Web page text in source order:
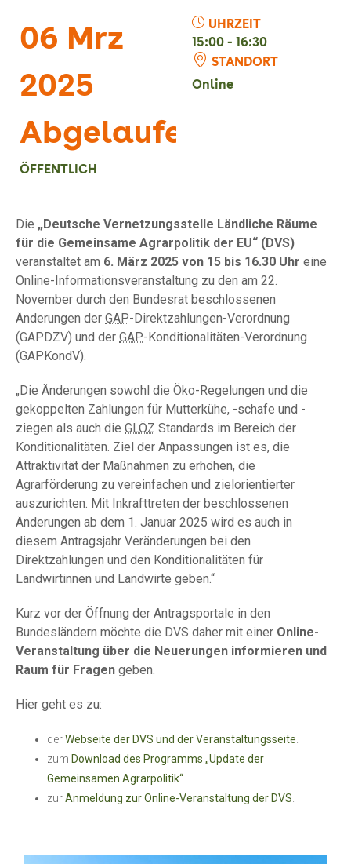
06 Mrz
2025
Abgelaufen!
ÖFFENTLICH
UHRZEIT
15:00 - 16:30
STANDORT
Online
Die „Deutsche Vernetzungsstelle Ländliche Räume
für die Gemeinsame Agrarpolitik der EU“ (DVS)
veranstaltet am 6. März 2025 von 15 bis 16.30 Uhr eine
Online-Informationsveranstaltung zu den am 22.
November durch den Bundesrat beschlossenen
Änderungen der GAP-Direktzahlungen-Verordnung
(GAPDZV) und der GAP-Konditionalitäten-Verordnung
(GAPKondV).
„Die Änderungen sowohl die Öko-Regelungen und die
gekoppelten Zahlungen für Mutterkühe, -schafe und -
ziegen als auch die GLÖZ Standards im Bereich der
Konditionalitäten. Ziel der Anpassungen ist es, die
Attraktivität der Maßnahmen zu erhöhen, die
Agrarförderung zu vereinfachen und zielorientierter
auszurichten. Mit Inkrafttreten der beschlossenen
Änderungen ab dem 1. Januar 2025 wird es auch in
diesem Antragsjahr Veränderungen bei den
Direktzahlungen und den Konditionalitäten für
Landwirtinnen und Landwirte geben.“
Kurz vor der Öffnung der Antragsportale in den
Bundesländern möchte die DVS daher mit einer Online-
Veranstaltung über die Neuerungen informieren und
Raum für Fragen geben.
Hier geht es zu:
derWebseite der DVS und der Veranstaltungsseite
zum Download des Programms „Update der
Gemeinsamen Agrarpolitik“
zurAnmeldung zur Online-Veranstaltung der DVS